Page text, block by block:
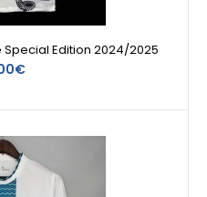
Edition 2024/2025